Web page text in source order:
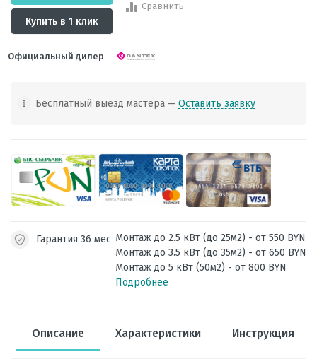
Купить в 1 клик
Сравнить
Официальный дилер
Бесплатный выезд мастера — Оставить заявку
Гарантия 36 мес Монтаж до 2.5 кВт (до 25м2) - от 550 BYN
Монтаж до 3.5 кВт (до 35м2) - от 650 BYN
Монтаж до 5 кВт (50м2) - от 800 BYN
Подробнее
Описание Характеристики Инструкция